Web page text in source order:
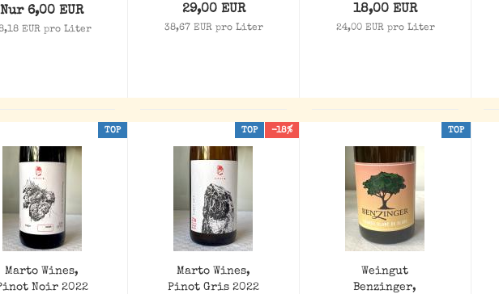
Nur 6,00 EUR
EUR pro Liter
29,00 EUR
38,67 EUR pro Liter
18,00 EUR
24,00 EUR pro Liter
TOP
Marto Wines,
Noir 2022
TOP -18%
Marto Wines,
Pinot Gris 2022
TOP
Weingut
Benzinger,